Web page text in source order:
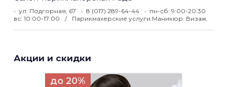
ул. Подгорная, 67 8 (017) 289-64-44
пн-сб: 9:00-20:30
вс: 10:00-17:00
Парикмахерские услуги.Маникюр. Визаж.
Акции и скидки
до 20%